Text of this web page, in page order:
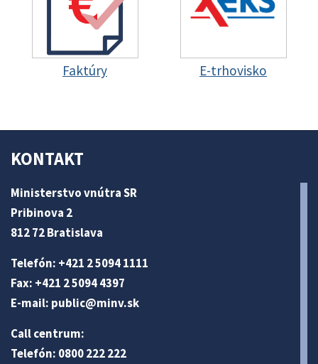
Faktúry E-trhovisko
KONTAKT
Ministerstvo vnútra SR
Pribinova 2
812 72 Bratislava
Telefón: +421 2 5094 1111
Fax: +421 2 5094 4397
E-mail: public@minv.sk
Call centrum:
Telefón: 0800 222 222